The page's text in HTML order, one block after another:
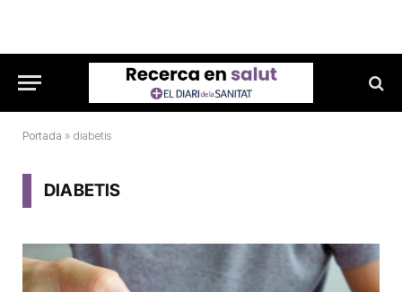
Portada » diabetis
DIABETIS